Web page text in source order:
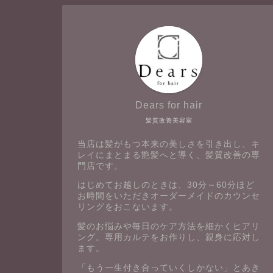
髪質改善美容室
Dears for hair
当店は髪がもつ本来の美しさを引き出し、キ
レイにまとまる艶髪へと導く、髪質改善の専
門店です。
はじめてお越しのときは、30分～60分ほど
お時間をいただきオーダーメイドのカウンセ
リングをおこないます。
髪のお悩みや毎日のケア方法を細かくヒアリ
ング。専用カルテをお作りし、親身に応対し
ます。
「もう一生付き合っていくしかない」とあき